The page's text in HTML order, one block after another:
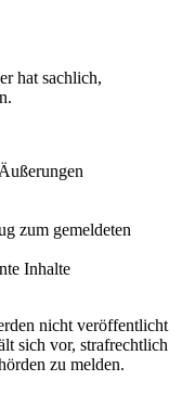
hat sachlich,
zum gemeldeten
Inhalte
nicht veröffentlicht
sich vor, strafrechtlich
zu melden.